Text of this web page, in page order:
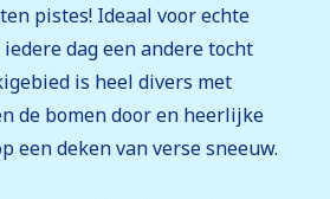
pistes! Ideaal voor echte
dag een andere tocht
is heel divers met
de bomen door en heerlijke
een deken van verse sneeuw.